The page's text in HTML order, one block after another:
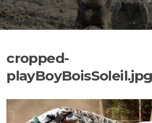
cropped-
playBoyBoisSoleil.jpg